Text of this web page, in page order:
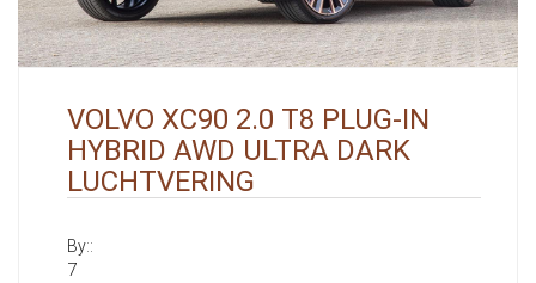
VOLVO XC90 2.0 T8 PLUG-IN
HYBRID AWD ULTRA DARK
LUCHTVERING
By::
7